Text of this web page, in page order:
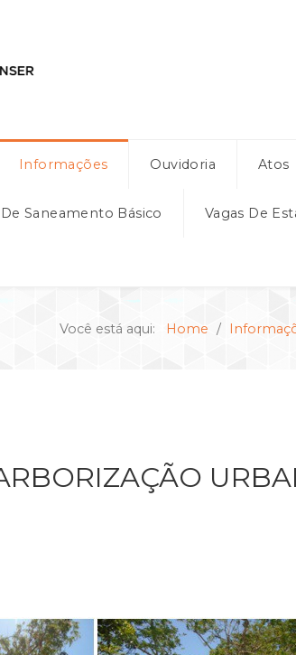
Informações Ouvidoria Atos
Saneamento Básico Vagas De
Você está aqui: Home